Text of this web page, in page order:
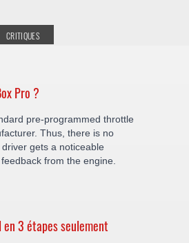
CRITIQUES
Pro ?
pre-programmed throttle
Thus, there is no
gets a noticeable
from the engine.
en 3 étapes seulement